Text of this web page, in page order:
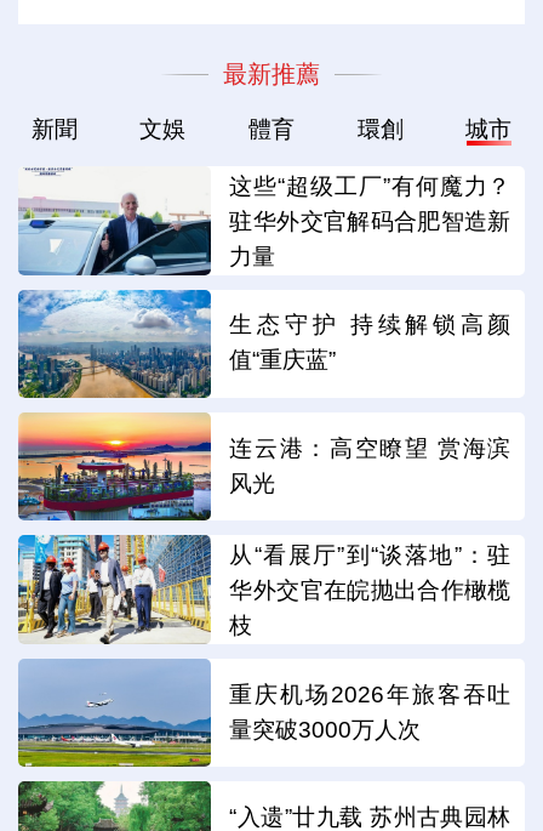
最新推薦
新聞 文娛 體育 環創 城市
这些“超级工厂”有何魔力？
驻华外交官解码合肥智造新
力量
生态守护 持续解锁高颜
值“重庆蓝”
连云港：高空瞭望 赏海滨
风光
从“看展厅”到“谈落地”：驻
华外交官在皖抛出合作橄榄
枝
重庆机场2026年旅客吞吐
量突破3000万人次
“入遗”廿九载 苏州古典园林